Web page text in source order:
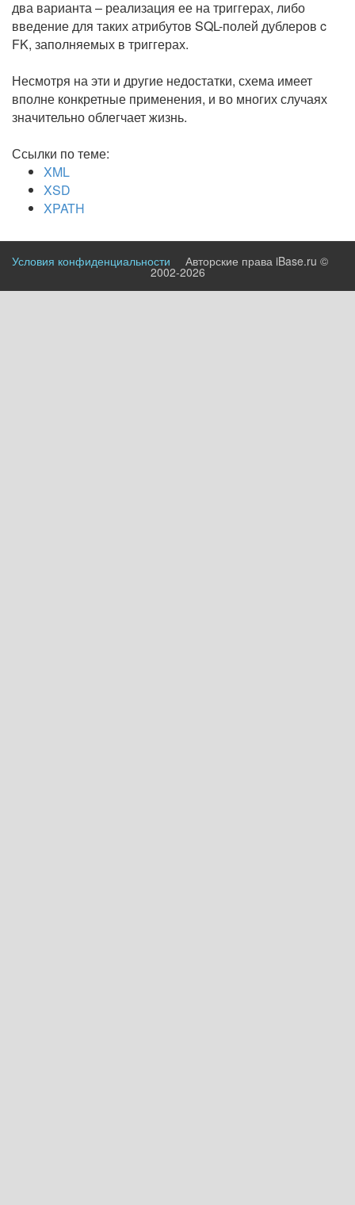
два варианта – реализация ее на триггерах, либо
введение для таких атрибутов SQL-полей дублеров c
FK, заполняемых в триггерах.
Несмотря на эти и другие недостатки, схема имеет
вполне конкретные применения, и во многих случаях
значительно облегчает жизнь.
Ссылки по теме:
XML
XSD
XPATH
Условия конфиденциальности Авторские права iBase.ru ©
2002-2026